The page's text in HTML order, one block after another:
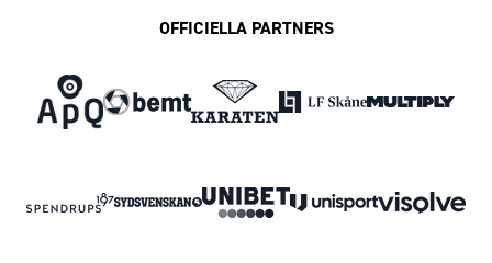
OFFICIELLA PARTNERS